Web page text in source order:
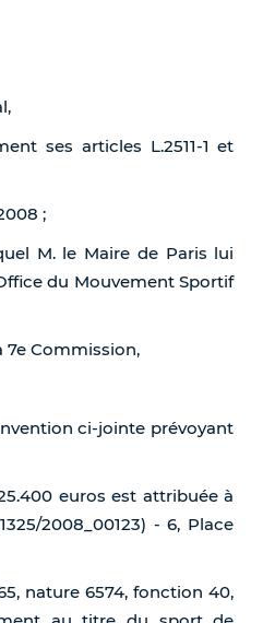
ses articles L.2511-1 et
;
M. le Maire de Paris lui
du Mouvement Sportif
7e Commission,
ci-jointe prévoyant
euros est attribuée à
2008_00123) - 6, Place
nature 6574, fonction 40,